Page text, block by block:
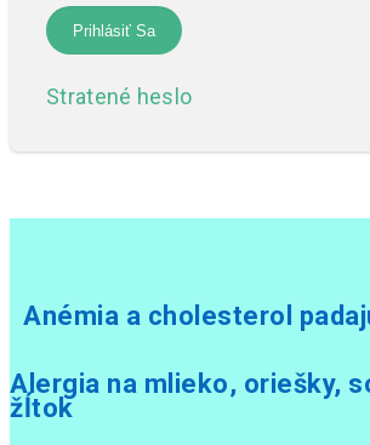
Stratené heslo
Anémia a cholesterol
Alergia na mlieko, oriešky,
žĺtok